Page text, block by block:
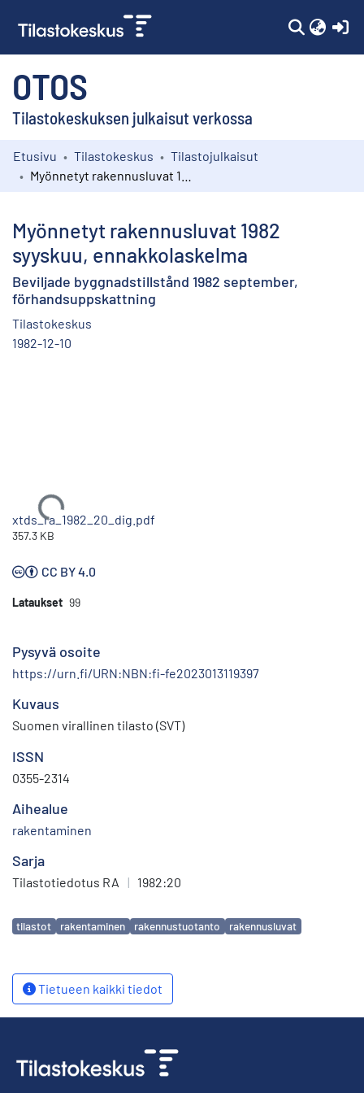
OTOS
Tilastokeskuksen julkaisut verkossa
Kokoelmat
Etusivu Tilastokeskus
Tilastojulkaisut
Myönnetyt rakennusluvat 1982
syyskuu, ennakkolaskelma
Beviljade byggnadstillstånd 1982 september,
förhandsuppskattning
Tilastokeskus
1982-12-10
Ladataan...
xtds_ra_1982_20_dig.pdf
357.3 KB
CC BY 4.0
Lataukset 99
Pysyvä osoite
https://urn.fi/URN:NBN:fi-fe2023013119397
Kuvaus
Suomen virallinen tilasto (SVT)
ISSN
0355-2314
Aihealue
rakentaminen
Sarja
Tilastotiedotus RA | 1982:20
Avainsanat
tilastot rakentaminen rakennustuotanto rakennusluvat
Tietueen kaikki tiedot